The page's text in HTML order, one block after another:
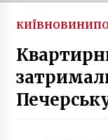
КИЇВНОВИНИ